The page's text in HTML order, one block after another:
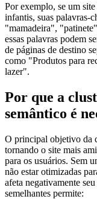
Por exemplo, se um
infantis, suas palavras-
"mamadeira",
essas palavras podem
de páginas de destino
como "Produtos para
lazer".
Por que a
semântico é
O principal objetivo da
tornando o site mais
para os usuários. Sem
não estar otimizadas
afeta negativamente
semelhantes permite: